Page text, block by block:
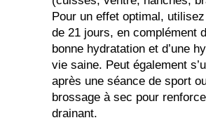
Pour un effet optimal,
de 21 jours, en complément
bonne hydratation et d’une
vie saine. Peut également
après une séance de sport
brossage à sec pour
drainant.